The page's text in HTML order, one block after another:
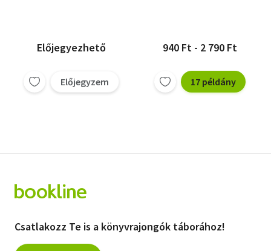
Előjegyezhető
Előjegyzem
940 Ft - 2 790 Ft
17 példány
Csatlakozz Te is a könyvrajongók táborához!